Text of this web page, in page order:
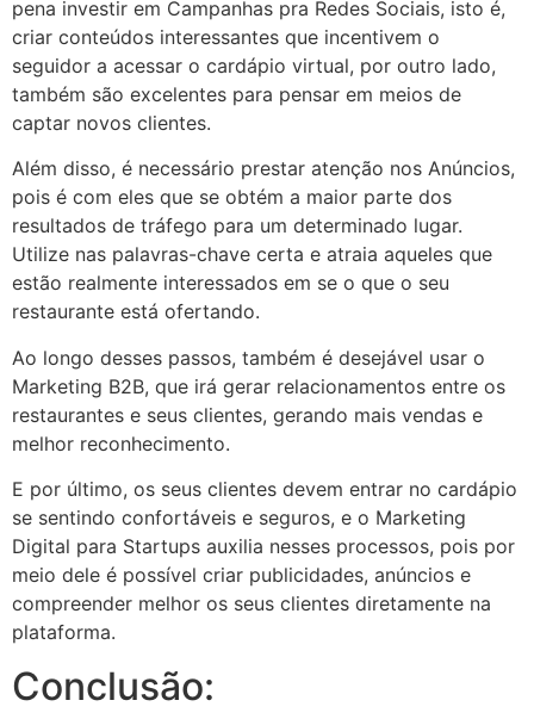
pena investir em Campanhas pra Redes Sociais, isto é,
criar conteúdos interessantes que incentivem o
seguidor a acessar o cardápio virtual, por outro lado,
também são excelentes para pensar em meios de
captar novos clientes.
Além disso, é necessário prestar atenção nos Anúncios,
pois é com eles que se obtém a maior parte dos
resultados de tráfego para um determinado lugar.
Utilize nas palavras-chave certa e atraia aqueles que
estão realmente interessados em se o que o seu
restaurante está ofertando.
Ao longo desses passos, também é desejável usar o
Marketing B2B, que irá gerar relacionamentos entre os
restaurantes e seus clientes, gerando mais vendas e
melhor reconhecimento.
E por último, os seus clientes devem entrar no cardápio
se sentindo confortáveis e seguros, e o Marketing
Digital para Startups auxilia nesses processos, pois por
meio dele é possível criar publicidades, anúncios e
compreender melhor os seus clientes diretamente na
plataforma.
Conclusão: